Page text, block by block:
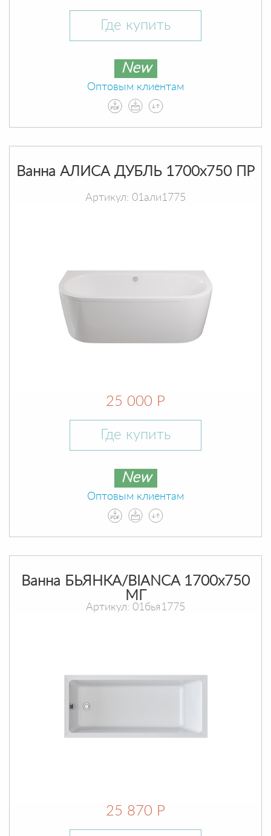
Где купить
New
Оптовым клиентам
Ванна АЛИСА ДУБЛЬ 1700х750 ПР
Артикул: 01али1775
25 000 Р
Где купить
New
Оптовым клиентам
Ванна БЬЯНКА/BIANCA 1700х750
МГ
Артикул: 01бья1775
25 870 Р